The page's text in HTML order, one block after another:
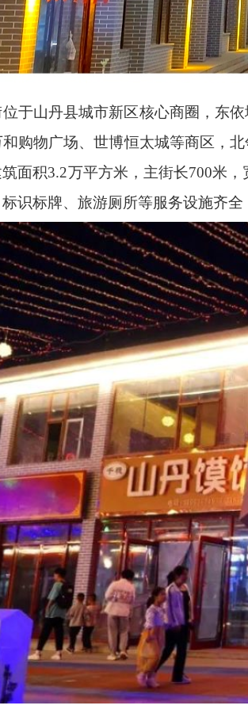
于山丹县城市新区核心商圈，东
购物广场、世博恒太城等商区，
面积3.2万平方米，主街长700米，
识标牌、旅游厕所等服务设施齐